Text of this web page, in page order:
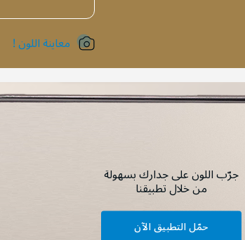
معاينة اللون !
جرّب اللون على جدارك بسهولة
من خلال تطبيقنا
حمّل التطبيق الآن